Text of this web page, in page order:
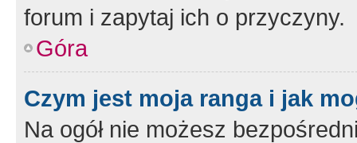
forum i zapytaj ich o przyczyny.
Góra
Czym jest moja ranga i jak
Na ogół nie możesz